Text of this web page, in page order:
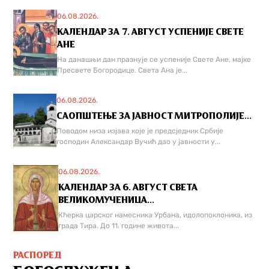
06.08.2026.
КАЛЕНДАР ЗА 7. АВГУСТ УСПЕНИЈЕ СВЕТЕ
АНЕ
На данашњи дан празнује се успеније Свете Ане, мајке
Пресвете Богородице. Света Ана је...
06.08.2026.
САОПШТЕЊЕ ЗА ЈАВНОСТ МИТРОПОЛИЈЕ...
Поводом низа изјава које је предсједник Србије
господин Александар Вучић дао у јавности у...
06.08.2026.
КАЛЕНДАР ЗА 6. АВГУСТ СВЕТА
ВЕЛИКОМУЧЕНИЦА...
Кћерка царског намесника Урбана, идолопоклоника, из
града Тира. До 11. године живота...
РАСПОРЕД